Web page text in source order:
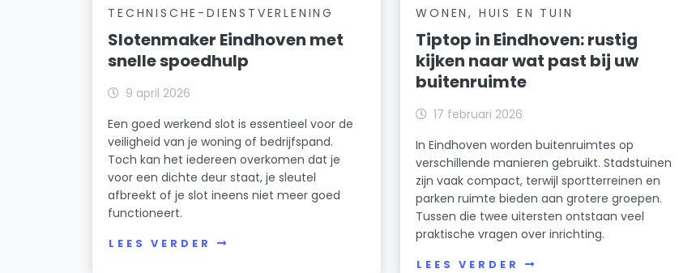
TECHNISCHE-DIENSTVERLENING
Slotenmaker Eindhoven met
snelle spoedhulp
9 april 2026
Een goed werkend slot is essentieel voor de
veiligheid van je woning of bedrijfspand.
Toch kan het iedereen overkomen dat je
voor een dichte deur staat, je sleutel
afbreekt of je slot ineens niet meer goed
functioneert.
LEES VERDER
WONEN, HUIS EN TUIN
Tiptop in Eindhoven: rustig
kijken naar wat past bij uw
buitenruimte
17 februari 2026
In Eindhoven worden buitenruimtes op
verschillende manieren gebruikt. Stadstuinen
zijn vaak compact, terwijl sportterreinen en
parken ruimte bieden aan grotere groepen.
Tussen die twee uitersten ontstaan veel
praktische vragen over inrichting.
LEES VERDER